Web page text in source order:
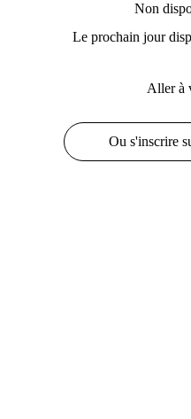
Non
Le prochain jour
Aller à
Ou s'inscrire